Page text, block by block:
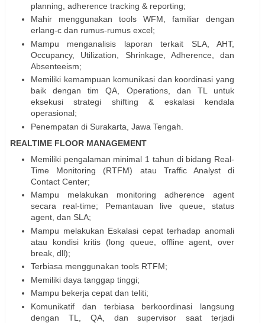
planning, adherence tracking & reporting;
Mahir menggunakan tools WFM, familiar dengan
erlang-c dan rumus-rumus excel;
Mampu menganalisis laporan terkait SLA, AHT,
Occupancy, Utilization, Shrinkage, Adherence, dan
Absenteeism;
Memiliki kemampuan komunikasi dan koordinasi yang
baik dengan tim QA, Operations, dan TL untuk
eksekusi strategi shifting & eskalasi kendala
operasional;
Penempatan di Surakarta, Jawa Tengah.
REALTIME FLOOR MANAGEMENT
Memiliki pengalaman minimal 1 tahun di bidang Real-
Time Monitoring (RTFM) atau Traffic Analyst di
Contact Center;
Mampu melakukan monitoring adherence agent
secara real-time; Pemantauan live queue, status
agent, dan SLA;
Mampu melakukan Eskalasi cepat terhadap anomali
atau kondisi kritis (long queue, offline agent, over
break, dll);
Terbiasa menggunakan tools RTFM;
Memiliki daya tanggap tinggi;
Mampu bekerja cepat dan teliti;
Komunikatif dan terbiasa berkoordinasi langsung
dengan TL, QA, dan supervisor saat terjadi